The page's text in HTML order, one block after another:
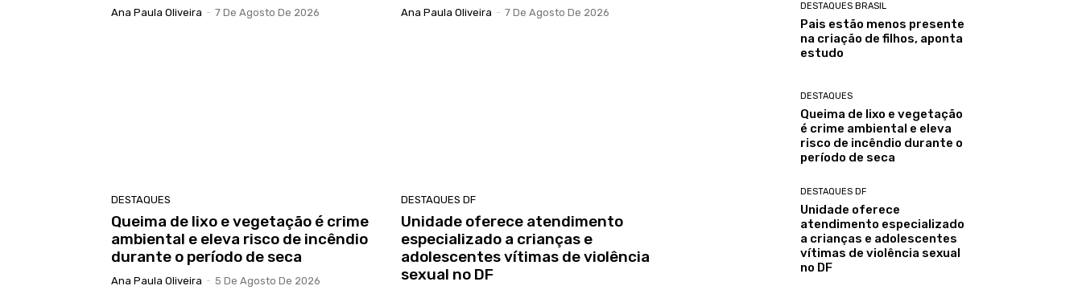
Ana Paula Oliveira - 7 De Agosto De 2026 Ana Paula Oliveira - 7 De Agosto De 2026
DESTAQUES
Queima de lixo e vegetação é crime
ambiental e eleva risco de incêndio
durante o período de seca
Ana Paula Oliveira - 5 De Agosto De 2026
DESTAQUES DF
Unidade oferece atendimento
especializado a crianças e
adolescentes vítimas de violência
sexual no DF
DESTAQUES BRASIL
Pais estão menos presente
na criação de filhos, aponta
estudo
DESTAQUES
Queima de lixo e vegetação
é crime ambiental e eleva
risco de incêndio durante o
período de seca
DESTAQUES DF
Unidade oferece
atendimento especializado
a crianças e adolescentes
vítimas de violência sexual
no DF